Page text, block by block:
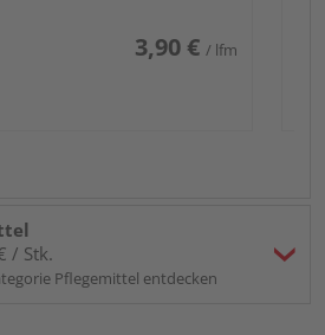
3,90 € / lfm
/ Stk.
Pflegemittel entdecken